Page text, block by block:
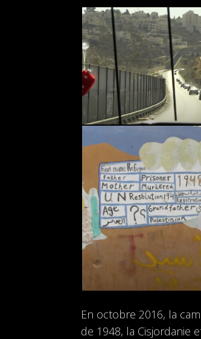
En octobre 2016, la
de 1948, la Cisjordanie